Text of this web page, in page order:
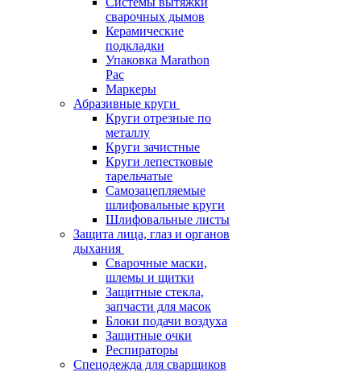
сварочных дымов
Керамические
подкладки
Упаковка Marathon
Pac
Маркеры
Абразивные круги
Круги отрезные по
металлу
Круги зачистные
Круги лепестковые
тарельчатые
Самозацепляемые
шлифовальные круги
Шлифовальные листы
Защита лица, глаз и органов
дыхания
Сварочные маски,
шлемы и щитки
Защитные стекла,
запчасти для масок
Блоки подачи воздуха
Защитные очки
Респираторы
Спецодежда для сварщиков